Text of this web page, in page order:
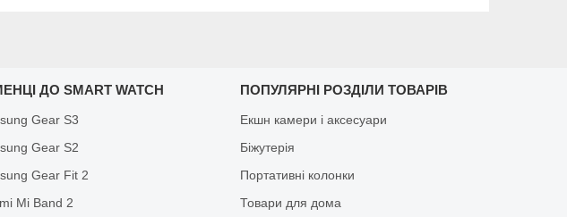
ДО SMART WATCH
Gear S3
Gear S2
Gear Fit 2
Mi Band 2
ПОПУЛЯРНІ РОЗДІЛИ ТОВАРІВ
Екшн камери і аксесуари
Біжутерія
Портативні колонки
Товари для дома